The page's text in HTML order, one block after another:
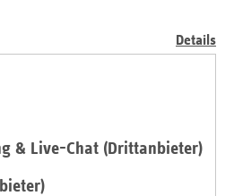
Details
& Live-Chat (Drittanbieter)
unter Finanzierungsdruck – Zeit
zahlen erneut mehr